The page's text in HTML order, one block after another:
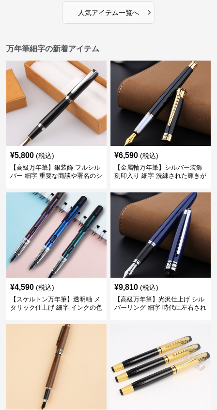
人気アイテム一覧へ ›
万年筆細字の新着アイテム
¥5,800 (税込)
【高級万年筆】銀装飾 フルシル
バー 細字 重要な商談や署名のシ
てくれる
¥6,590 (税込)
【金属軸万年筆】シルバー装飾
刻印入り 細字 洗練された輝きが
¥4,590 (税込)
【スケルトン万年筆】透明軸 メ
タリック仕上げ 細字 インクの色
する
¥9,810 (税込)
【高級万年筆】光沢仕上げ シル
バーリング 細字 時代に左右され